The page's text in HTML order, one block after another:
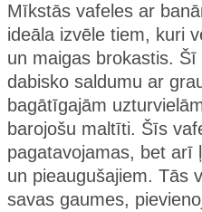
Mīkstās vafeles ar
ideāla izvēle tiem, kuri
un maigas brokastis.
dabisko saldumu ar
bagātīgajām
barojošu maltīti. Šīs
pagatavojamas, bet arī
un pieaugušajiem. Tās
savas gaumes,